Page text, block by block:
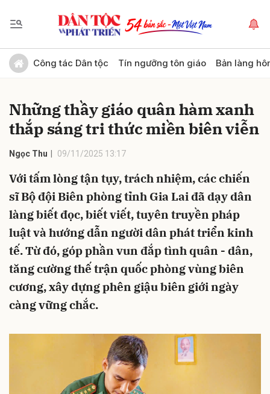
Công tác Dân tộc Tín ngưỡng tôn giáo Bản làng
Những thầy giáo quân hàm xanh
thắp sáng tri thức miền biên viễn
Ngọc Thu 09/11/2025 13:17
Với tấm lòng tận tụy, trách nhiệm, các chiến
sĩ Bộ đội Biên phòng tỉnh Gia Lai đã dạy dân
làng biết đọc, biết viết, tuyên truyền pháp
luật và hướng dẫn người dân phát triển kinh
tế. Từ đó, góp phần vun đắp tình quân - dân,
tăng cường thế trận quốc phòng vùng biên
cương, xây dựng phên giậu biên giới ngày
càng vững chắc.
Gửi bình luận
Hủy Gửi